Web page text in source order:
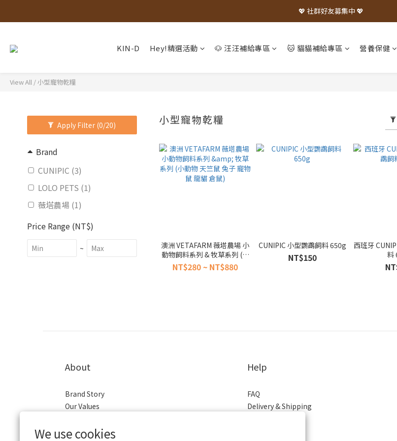
We use cookies
💖 社群好友募集中 💖
KIN-D Hey!精選活動 🐶 汪汪補給專區 🐱 貓貓補給專區 營養保健
View All /小型寵物乾糧
Apply Filter (0/20)
Brand
CUNIPIC (3)
LOLO PETS (1)
薇塔農場 (1)
Price Range (NT$)
~
小型寵物乾糧
澳洲 VETAFARM 薇塔農場 小
動物飼料系列 & 牧草系列 (小
動物 天竺鼠 兔子 寵物鼠 龍貓
倉鼠)
NT$280 ~ NT$880
CUNIPIC 小型鸚鵡飼料 650g
NT$150
西班牙
料
About
Brand Story
Our Values
Help
FAQ
Delivery & Shipping